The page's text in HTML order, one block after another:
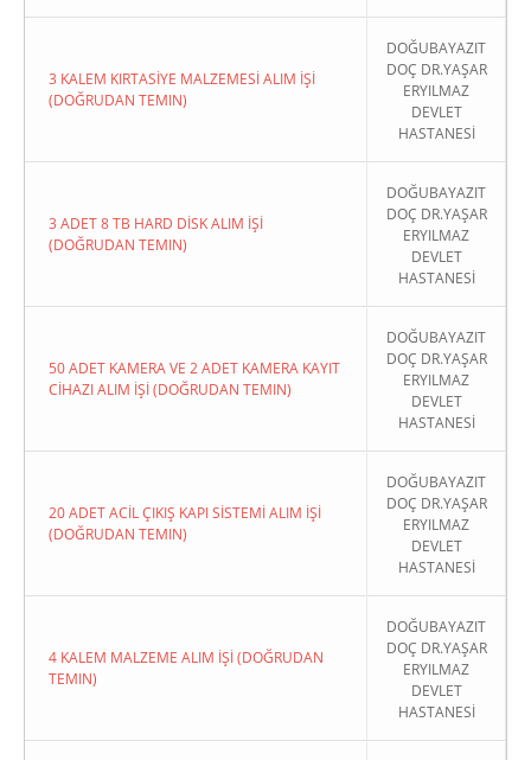
3 KALEM KIRTASİYE MALZEMESİ ALIM İŞİ
(DOĞRUDAN TEMIN)
DOĞUBAYAZIT
DOÇ DR.YAŞAR
ERYILMAZ
DEVLET
HASTANESİ
3 ADET 8 TB HARD DİSK ALIM İŞİ
(DOĞRUDAN TEMIN)
DOĞUBAYAZIT
DOÇ DR.YAŞAR
ERYILMAZ
DEVLET
HASTANESİ
50 ADET KAMERA VE 2 ADET KAMERA KAYIT
CİHAZI ALIM İŞİ (DOĞRUDAN TEMIN)
DOĞUBAYAZIT
DOÇ DR.YAŞAR
ERYILMAZ
DEVLET
HASTANESİ
20 ADET ACİL ÇIKIŞ KAPI SİSTEMİ ALIM İŞİ
(DOĞRUDAN TEMIN)
DOĞUBAYAZIT
DOÇ DR.YAŞAR
ERYILMAZ
DEVLET
HASTANESİ
4 KALEM MALZEME ALIM İŞİ (DOĞRUDAN
TEMIN)
DOĞUBAYAZIT
DOÇ DR.YAŞAR
ERYILMAZ
DEVLET
HASTANESİ